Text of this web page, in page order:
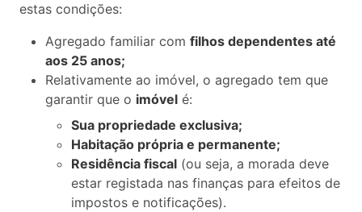
estas condições:
Agregado familiar com filhos dependentes até
aos 25 anos;
Relativamente ao imóvel, o agregado tem que
garantir que o imóvel é:
Sua propriedade exclusiva;
Habitação própria e permanente;
Residência fiscal (ou seja, a morada deve
estar registada nas finanças para efeitos de
impostos e notificações).